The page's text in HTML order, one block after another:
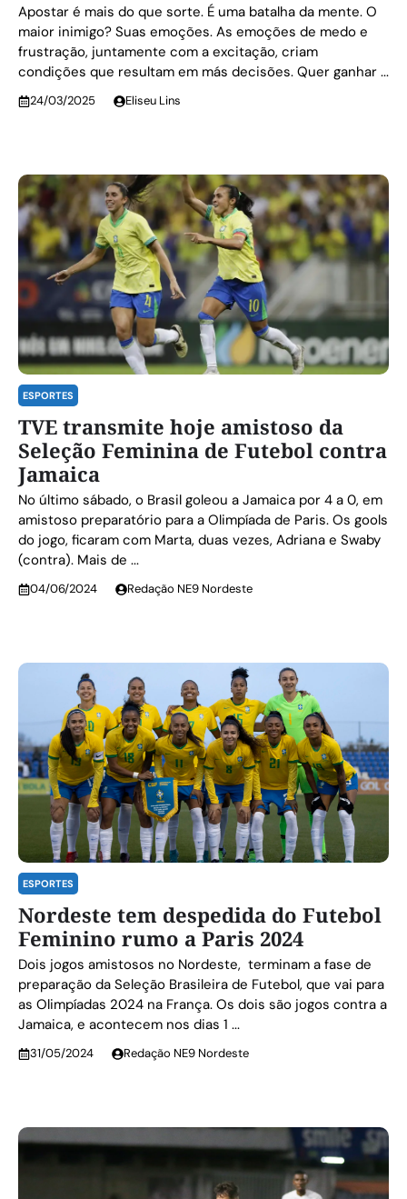
Apostar é mais do que sorte. É uma batalha da mente. O
maior inimigo? Suas emoções. As emoções de medo e
frustração, juntamente com a excitação, criam
condições que resultam em más decisões. Quer ganhar ...
24/03/2025 Eliseu Lins
ESPORTES
TVE transmite hoje amistoso da
Seleção Feminina de Futebol contra
Jamaica
No último sábado, o Brasil goleou a Jamaica por 4 a 0, em
amistoso preparatório para a Olimpíada de Paris. Os gools
do jogo, ficaram com Marta, duas vezes, Adriana e Swaby
(contra). Mais de ...
04/06/2024 Redação NE9 Nordeste
ESPORTES
Nordeste tem despedida do Futebol
Feminino rumo a Paris 2024
Dois jogos amistosos no Nordeste, terminam a fase de
preparação da Seleção Brasileira de Futebol, que vai para
as Olimpíadas 2024 na França. Os dois são jogos contra a
Jamaica, e acontecem nos dias 1 ...
31/05/2024 Redação NE9 Nordeste